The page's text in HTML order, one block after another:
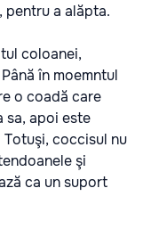
a alăpta.
coloanei,
în moemntul
o coadă care
sa, apoi este
coccisul nu
şi
ca un suport